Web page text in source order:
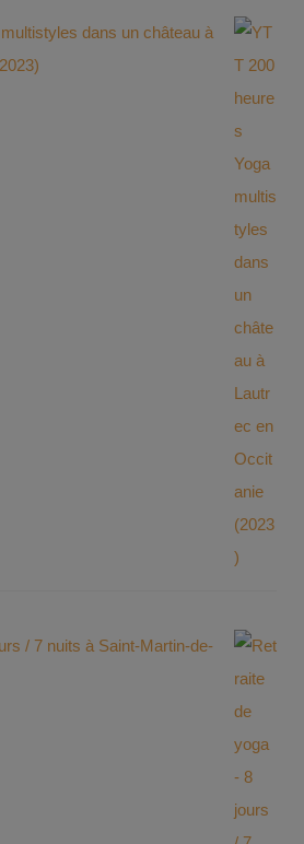
dans un château à
/ 7 nuits à Saint-Martin-de-